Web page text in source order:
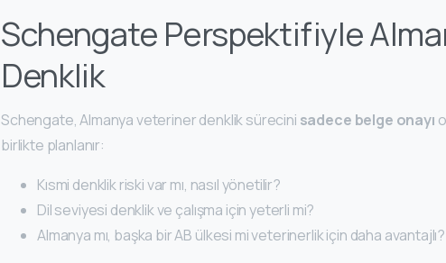
Schengate Perspektifiyle
Denklik
Schengate, Almanya veteriner denklik sürecini sadece belge onayı
birlikte planlanır:
Kısmi denklik riski var mı, nasıl yönetilir?
Dil seviyesi denklik ve çalışma için yeterli mi?
Almanya mı, başka bir AB ülkesi mi veterinerlik için daha avantajlı?